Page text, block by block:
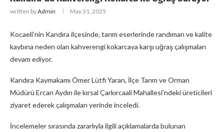
written byAdmin May 31, 2025
Kocaeli’nin Kandıra ilçesinde, tarım eserlerinde randıman ve kalite
kaybına neden olan kahverengi kokarcaya karşı uğraş çalışmaları
devam ediyor.
Kandıra Kaymakamı Ömer Lütfi Yaran, İlçe Tarım ve Orman
Müdürü Ercan Aydın ile kırsal Çarkırcaali Mahallesi’ndeki üreticileri
ziyaret ederek çalışmaları yerinde inceledi.
İncelemeler sırasında zararlıyla ilgili açıklamalarda bulunan